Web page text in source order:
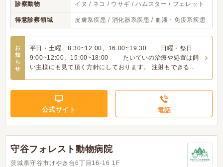
診察動物 イヌ / ネコ / ウサギ / ハムスター / フェレット
得意診察領域 皮膚系疾患 / 消化器系疾患 / 血液・免疫系疾患
お
知
ら
せ
平日・土曜 8:30~12:00、16:00~19:30 日曜・祭日
9:00~12:00、15:00~18:00 たいていの治療や処置は飼
い主様にも見て頂く方針にしております。 注射もできる...
公式サイト 電話
守谷フォレスト動物病院
茨城県守谷市けやき台6丁目16-16 1F